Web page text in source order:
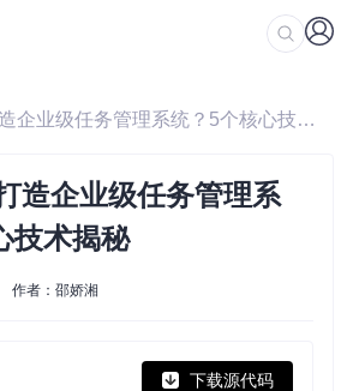
/ 如何用Vue打造企业级任务管理系统？5个核心技术揭秘
造企业级任务管理系
技术揭秘
作者：邵娇湘
下载源代码